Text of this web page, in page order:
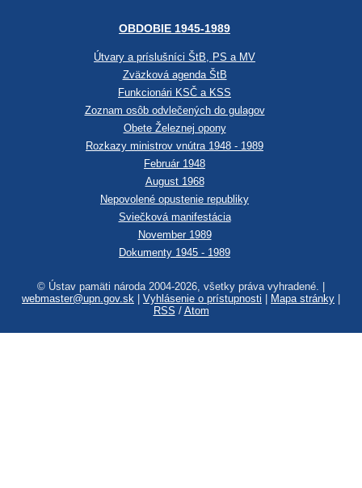
OBDOBIE 1945-1989
Útvary a príslušníci ŠtB, PS a MV
Zväzková agenda ŠtB
Funkcionári KSČ a KSS
Zoznam osôb odvlečených do gulagov
Obete Železnej opony
Rozkazy ministrov vnútra 1948 - 1989
Február 1948
August 1968
Nepovolené opustenie republiky
Sviečková manifestácia
November 1989
Dokumenty 1945 - 1989
© Ústav pamäti národa 2004-2026, všetky práva vyhradené. |
webmaster@upn.gov.sk
Vyhlásenie o prístupnosti Mapa stránky
RSS / Atom